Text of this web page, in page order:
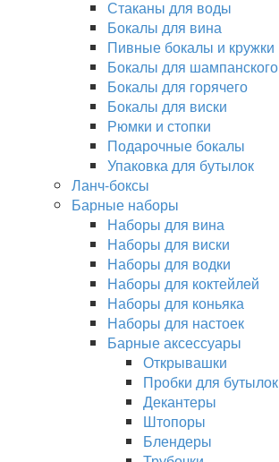
Стаканы для воды
Бокалы для вина
Пивные бокалы и кружки
Бокалы для шампанского
Бокалы для горячего
Бокалы для виски
Рюмки и стопки
Подарочные бокалы
Упаковка для бутылок
Ланч-боксы
Барные наборы
Наборы для вина
Наборы для виски
Наборы для водки
Наборы для коктейлей
Наборы для коньяка
Наборы для настоек
Барные аксессуары
Открывашки
Пробки для бутылок
Декантеры
Штопоры
Блендеры